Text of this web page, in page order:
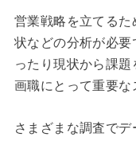
営業戦略を立てるた
状などの分析が必要
ったり現状から課
画職にとって重要な
さまざまな調査で